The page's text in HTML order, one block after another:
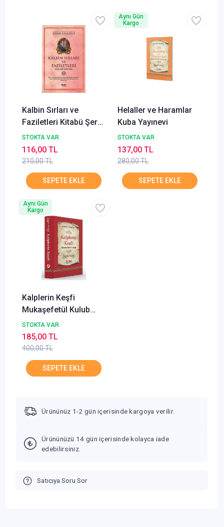
Kalbin Sırları ve
Faziletleri Kitabü Şerh-
i Acaibil Kalb
STOKTA VAR
210,00 TL
116,00 TL
Helaller ve Haramlar
Kuba Yayınevi
STOKTA VAR
280,00 TL
137,00 TL
Aynı Gün
Kargo
Kalplerin Keşfi
Mukaşefetül Kulub
2.Hamur Karton Kapak
İ. Gazali Kuba Yayın
STOKTA VAR
400,00 TL
185,00 TL
Aynı Gün
Kargo
Ürününüz 1-2 gün içerisinde kargoya verilir.
Ürününüzü 14 gün içerisinde kolayca iade
edebilirsiniz.
Satıcıya Soru Sor